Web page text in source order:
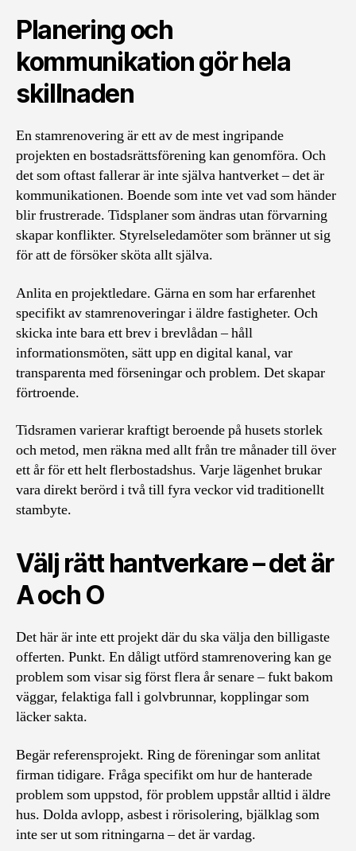
Planering och
kommunikation gör hela
skillnaden
En stamrenovering är ett av de mest ingripande
projekten en bostadsrättsförening kan genomföra. Och
det som oftast fallerar är inte själva hantverket – det är
kommunikationen. Boende som inte vet vad som händer
blir frustrerade. Tidsplaner som ändras utan förvarning
skapar konflikter. Styrelseledamöter som bränner ut sig
för att de försöker sköta allt själva.
Anlita en projektledare. Gärna en som har erfarenhet
specifikt av stamrenoveringar i äldre fastigheter. Och
skicka inte bara ett brev i brevlådan – håll
informationsmöten, sätt upp en digital kanal, var
transparenta med förseningar och problem. Det skapar
förtroende.
Tidsramen varierar kraftigt beroende på husets storlek
och metod, men räkna med allt från tre månader till över
ett år för ett helt flerbostadshus. Varje lägenhet brukar
vara direkt berörd i två till fyra veckor vid traditionellt
stambyte.
Välj rätt hantverkare – det är
A och O
Det här är inte ett projekt där du ska välja den billigaste
offerten. Punkt. En dåligt utförd stamrenovering kan ge
problem som visar sig först flera år senare – fukt bakom
väggar, felaktiga fall i golvbrunnar, kopplingar som
läcker sakta.
Begär referensprojekt. Ring de föreningar som anlitat
firman tidigare. Fråga specifikt om hur de hanterade
problem som uppstod, för problem uppstår alltid i äldre
hus. Dolda avlopp, asbest i rörisolering, bjälklag som
inte ser ut som ritningarna – det är vardag.